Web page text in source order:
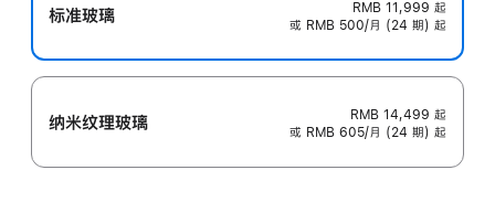
标准玻璃 RMB 11,999 起
或 RMB 500/月 (24 期) 起
纳米纹理玻璃 RMB 14,499 起
或 RMB 605/月 (24 期) 起